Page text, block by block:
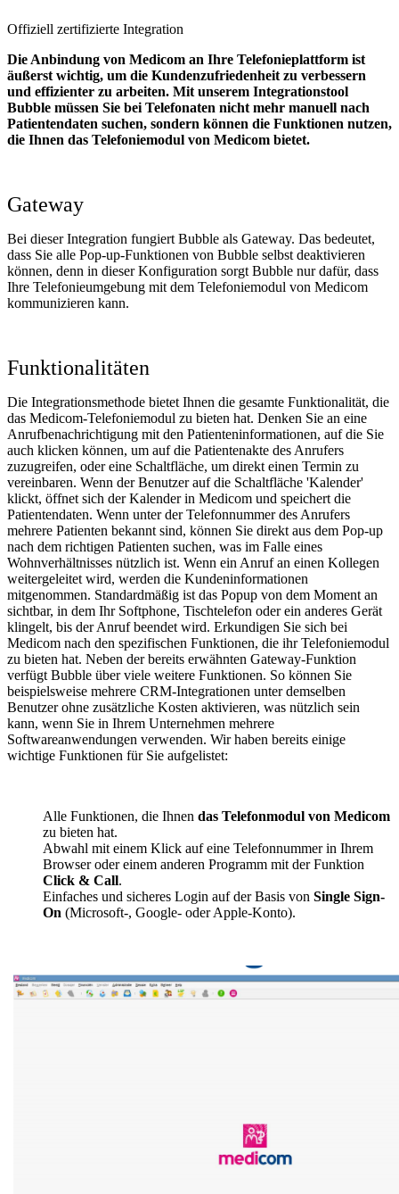
Offiziell zertifizierte Integration
Die Anbindung von Medicom an Ihre Telefonieplattform ist
äußerst wichtig, um die Kundenzufriedenheit zu verbessern
und effizienter zu arbeiten. Mit unserem Integrationstool
Bubble müssen Sie bei Telefonaten nicht mehr manuell nach
Patientendaten suchen, sondern können die Funktionen nutzen,
die Ihnen das Telefoniemodul von Medicom bietet.
Gateway
Bei dieser Integration fungiert Bubble als Gateway. Das bedeutet,
dass Sie alle Pop-up-Funktionen von Bubble selbst deaktivieren
können, denn in dieser Konfiguration sorgt Bubble nur dafür, dass
Ihre Telefonieumgebung mit dem Telefoniemodul von Medicom
kommunizieren kann.
Funktionalitäten
Die Integrationsmethode bietet Ihnen die gesamte Funktionalität, die
das Medicom-Telefoniemodul zu bieten hat. Denken Sie an eine
Anrufbenachrichtigung mit den Patienteninformationen, auf die Sie
auch klicken können, um auf die Patientenakte des Anrufers
zuzugreifen, oder eine Schaltfläche, um direkt einen Termin zu
vereinbaren. Wenn der Benutzer auf die Schaltfläche 'Kalender'
klickt, öffnet sich der Kalender in Medicom und speichert die
Patientendaten. Wenn unter der Telefonnummer des Anrufers
mehrere Patienten bekannt sind, können Sie direkt aus dem Pop-up
nach dem richtigen Patienten suchen, was im Falle eines
Wohnverhältnisses nützlich ist. Wenn ein Anruf an einen Kollegen
weitergeleitet wird, werden die Kundeninformationen
mitgenommen. Standardmäßig ist das Popup von dem Moment an
sichtbar, in dem Ihr Softphone, Tischtelefon oder ein anderes Gerät
klingelt, bis der Anruf beendet wird. Erkundigen Sie sich bei
Medicom nach den spezifischen Funktionen, die ihr Telefoniemodul
zu bieten hat. Neben der bereits erwähnten Gateway-Funktion
verfügt Bubble über viele weitere Funktionen. So können Sie
beispielsweise mehrere CRM-Integrationen unter demselben
Benutzer ohne zusätzliche Kosten aktivieren, was nützlich sein
kann, wenn Sie in Ihrem Unternehmen mehrere
Softwareanwendungen verwenden. Wir haben bereits einige
wichtige Funktionen für Sie aufgelistet:
Alle Funktionen, die Ihnen das Telefonmodul von Medicom
zu bieten hat.
Abwahl mit einem Klick auf eine Telefonnummer in Ihrem
Browser oder einem anderen Programm mit der Funktion
Click & Call.
Einfaches und sicheres Login auf der Basis von Single Sign-
On (Microsoft-, Google- oder Apple-Konto).